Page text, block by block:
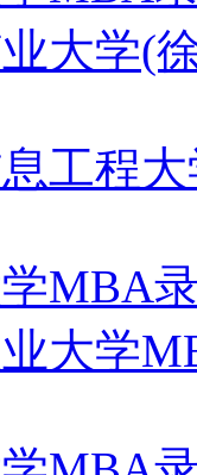
大学(
工程
MBA
大学